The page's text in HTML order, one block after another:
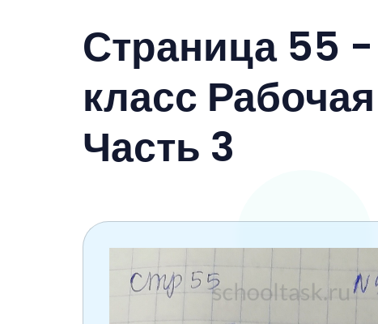
2 класс
3 класс
4 класс
5 класс
9 класс
Страница 55 -
класс
Часть 3